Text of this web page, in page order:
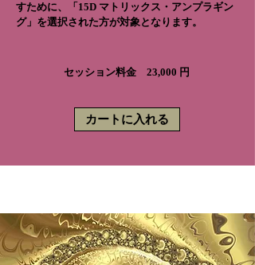
すために、
「 15D マトリックス・アンプラギン
グ」 を選択された方が対象となります。
セッション料金 23,000 円
カートに入れる